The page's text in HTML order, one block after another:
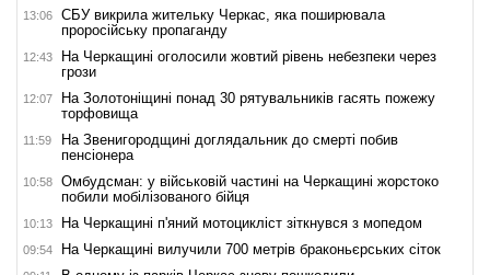
13:06
СБУ викрила жительку Черкас, яка поширювала
проросійську пропаганду
12:43
На Черкащині оголосили жовтий рівень небезпеки через
грози
12:07
На Золотоніщині понад 30 рятувальників гасять пожежу
торфовища
11:59
На Звенигородщині доглядальник до смерті побив
пенсіонера
10:58
Омбудсман: у військовій частині на Черкащині жорстоко
побили мобілізованого бійця
10:13 На Черкащині п'яний мотоцикліст зіткнувся з мопедом
09:54 На Черкащині вилучили 700 метрів браконьєрських сіток